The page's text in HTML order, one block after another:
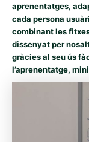
aprenentatges,
cada persona
combinant les
dissenyat per
gràcies al seu ús
l’aprenentatge,